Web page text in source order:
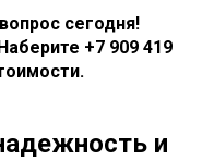
сегодня!
+7 909 419
и